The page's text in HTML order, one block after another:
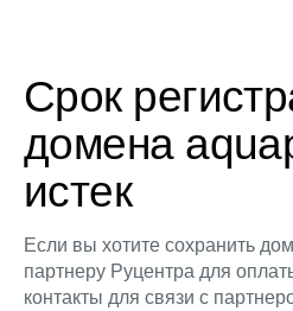
Срок
домена
истек
Если вы хотите сохранить
партнеру Руцентра для
контакты для связи с